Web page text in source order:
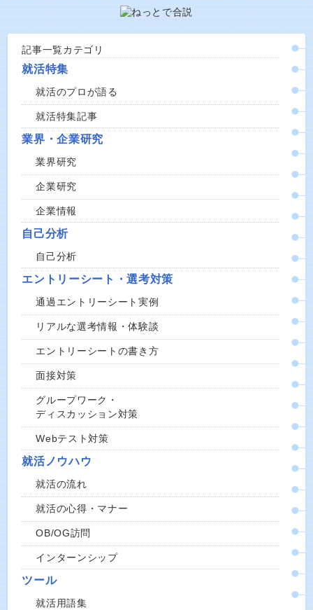
記事一覧カテゴリ
就活特集
就活のプロが語る
就活特集記事
業界・企業研究
業界研究
企業研究
企業情報
自己分析
自己分析
エントリーシート・選考対策
通過エントリーシート実例
リアルな選考情報・体験談
エントリーシートの書き方
面接対策
グループワーク・
ディスカッション対策
Webテスト対策
就活ノウハウ
就活の流れ
就活の心得・マナー
OB/OG訪問
インターンシップ
ツール
就活用語集